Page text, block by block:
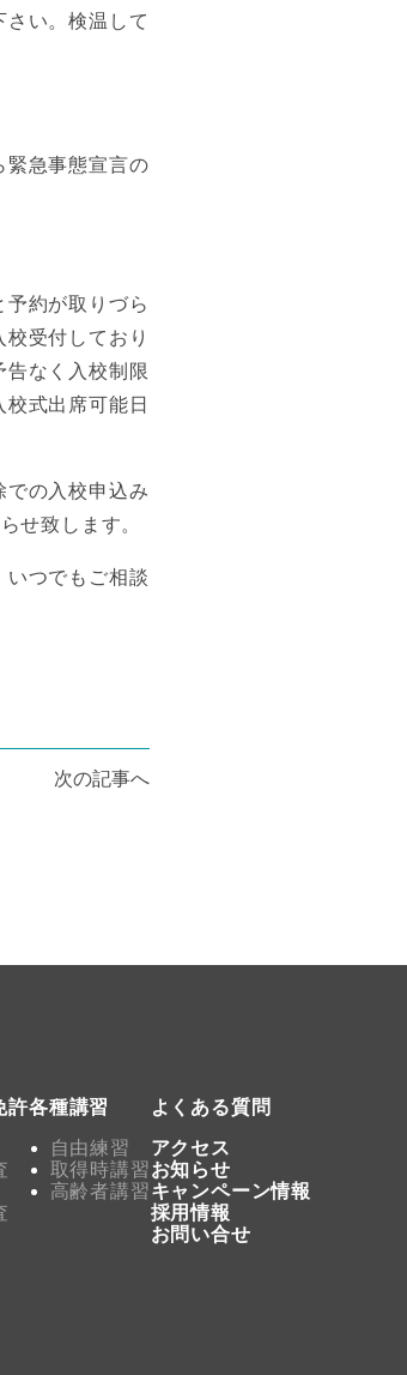
さい。検温して
急事態宣言の
約が取りづら
受付しており
なく入校制限
式出席可能日
の入校申込み
せ致します。
つでもご相談
次の記事へ
許各種講習
自由練習
取得時講習
高齢者講習
よくある質問
アクセス
お知らせ
キャンペーン情報
採用情報
お問い合せ